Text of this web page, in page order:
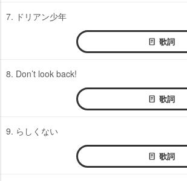
7. ドリアン少年
歌詞
8. Don’t look back!
歌詞
9. らしくない
歌詞